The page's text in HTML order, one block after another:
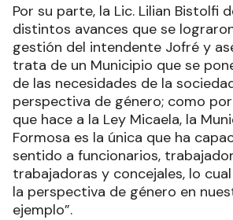
Por su parte, la Lic. Lilian Bistolfi
distintos avances que se
gestión del intendente Jofré y
trata de un Municipio que se
de las necesidades de la
perspectiva de género; como
que hace a la Ley Micaela, la
Formosa es la única que ha
sentido a funcionarios,
trabajadoras y concejales, lo
la perspectiva de género en
ejemplo”.